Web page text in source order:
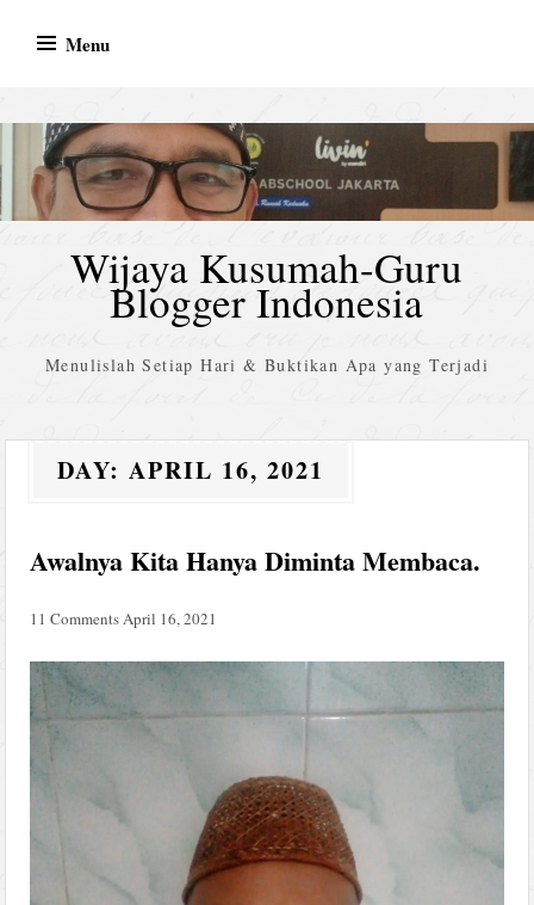
Menu
Wijaya Kusumah-Guru
Blogger Indonesia
Menulislah Setiap Hari & Buktikan Apa yang Terjadi
DAY:APRIL 16, 2021
Awalnya Kita Hanya Diminta Membaca.
11 Comments April 16, 2021